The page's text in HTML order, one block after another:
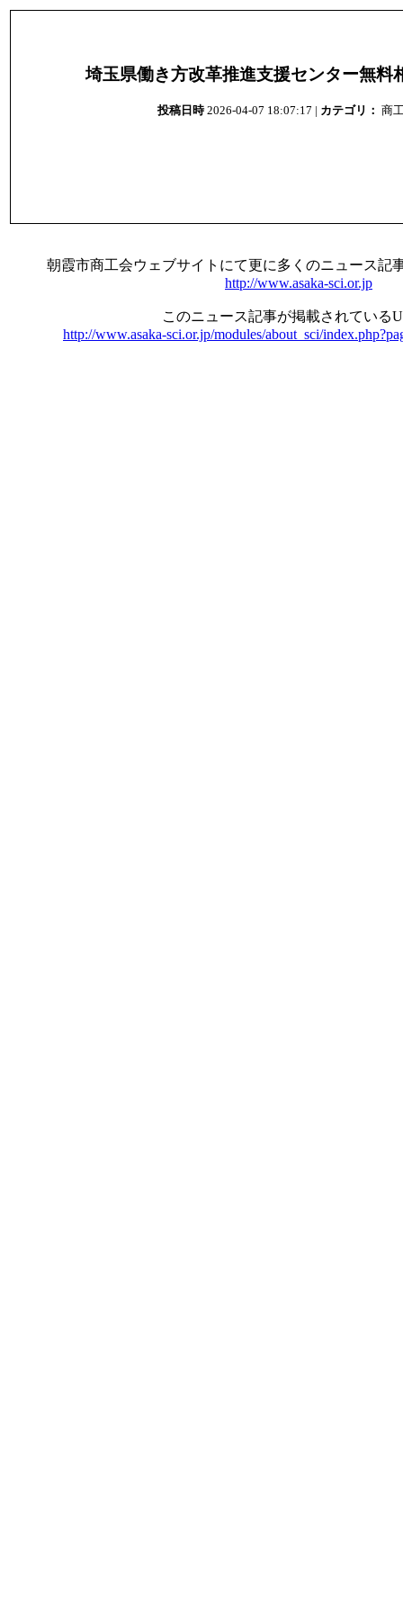
埼玉県働き方改革推進支援センター無料
投稿日時2026-04-07 18:07:17 | カテゴリ： 商
朝霞市商工会ウェブサイトにて更に多くのニュース記
http://www.asaka-sci.or.jp
このニュース記事が掲載されている
http://www.asaka-sci.or.jp/modules/about_sci/